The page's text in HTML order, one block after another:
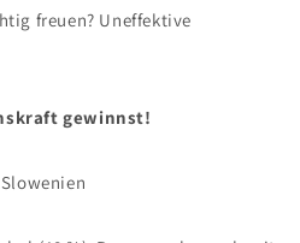
freuen? Uneffektive
gewinnst!